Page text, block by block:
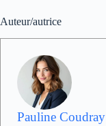
Auteur/autrice
Pauline Coudray